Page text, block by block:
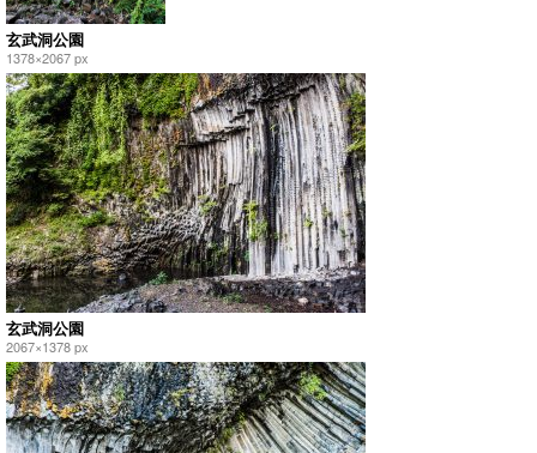
玄武洞公園
1378×2067 px
玄武洞公園
2067×1378 px